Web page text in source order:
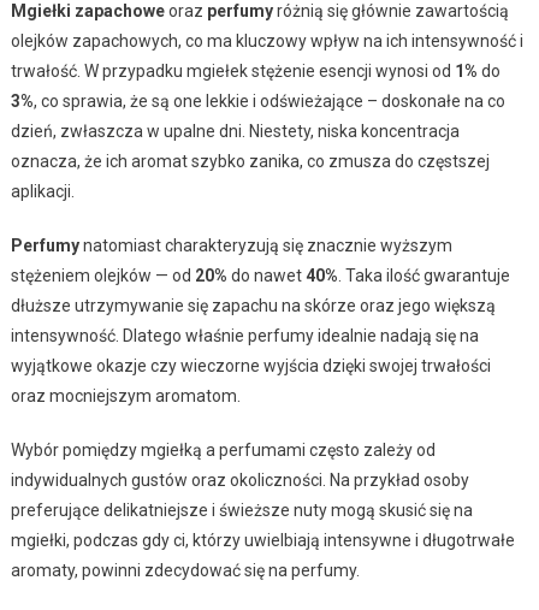
Mgiełki zapachoweoraz perfumyróżnią się głównie zawartością
olejków zapachowych, co ma kluczowy wpływ na ich intensywność i
trwałość. W przypadku mgiełek stężenie esencji wynosi od 1% do
3%, co sprawia, że są one lekkie i odświeżające – doskonałe na co
dzień, zwłaszcza w upalne dni. Niestety, niska koncentracja
oznacza, że ich aromat szybko zanika, co zmusza do częstszej
aplikacji.
Perfumynatomiast charakteryzują się znacznie wyższym
stężeniem olejków — od 20% do nawet40%. Taka ilość gwarantuje
dłuższe utrzymywanie się zapachu na skórze oraz jego większą
intensywność. Dlatego właśnie perfumy idealnie nadają się na
wyjątkowe okazje czy wieczorne wyjścia dzięki swojej trwałości
oraz mocniejszym aromatom.
Wybór pomiędzy mgiełką a perfumami często zależy od
indywidualnych gustów oraz okoliczności. Na przykład osoby
preferujące delikatniejsze i świeższe nuty mogą skusić się na
mgiełki, podczas gdy ci, którzy uwielbiają intensywne i długotrwałe
aromaty, powinni zdecydować się na perfumy.